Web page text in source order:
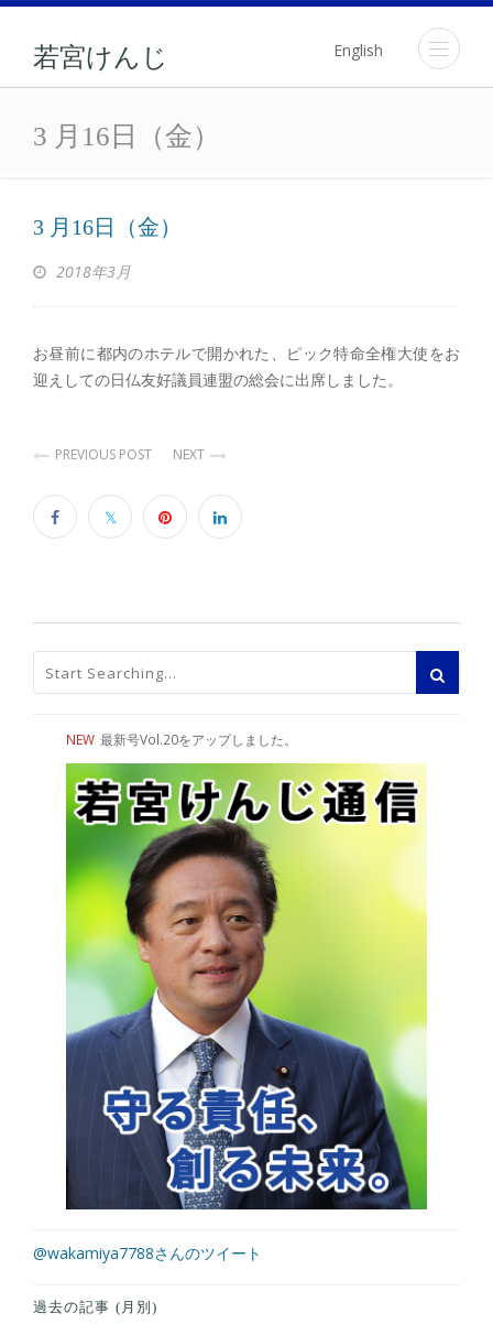
若宮けんじ English
3 月16日（金）
3 月16日（金）
3 月16日（金）
2018年3月
お昼前に都内のホテルで開かれた、ピック特命全権大使をお
迎えしての日仏友好議員連盟の総会に出席しました。
PREVIOUS POST NEXT
NEW 最新号Vol.20をアップしました。
@wakamiya7788さんのツイート
過去の記事 (月別)